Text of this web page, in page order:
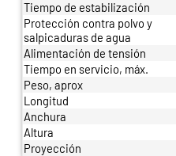
Tiempo de estabilización
Protección contra polvo y
salpicaduras de agua
Alimentación de tensión
Tiempo en servicio, máx.
Peso, aprox
Longitud
Anchura
Altura
Proyección